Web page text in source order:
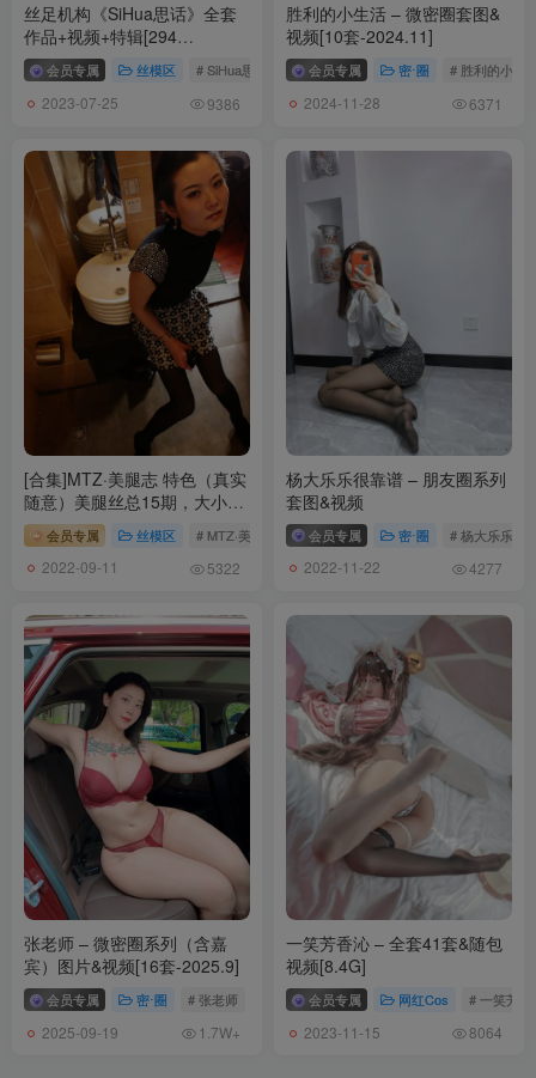
[PDL潘多拉] 2019.02.16 NO.345
[PDL潘多拉] 2019.02.15 NO.344
[PDL潘多拉] 2019.02.11 NO.341
[PDL潘多拉] 2019.02.11 NO.340 赵小米
[PDL潘多拉] 2019.02.08 NO.338 K8傲娇萌萌
[PDL潘多拉] 2019.02.07 NO.337
[PDL潘多拉] 2019.02.05 NO.336
[PDL潘多拉] 2019.02.01 NO.334
[PDL潘多拉] 2019.01.30 NO.333
[PDL潘多拉] 2019.01.30 NO.332 阿朱
[PDL潘多拉] 2019.01.28 NO.331
[PDL潘多拉] 2019.01.27 NO.330
[PDL潘多拉] 2019.01.26 NO.329
[PDL潘多拉] 2019.01.25 NO.328
[PDL潘多拉] 2019.01.24 NO.327
[PDL潘多拉] 2019.01.21 NO.326
[PDL潘多拉] 2019.01.20 NO.325
[PDL潘多拉] 2019.01.18 NO.324
[PDL潘多拉] 2019.01.14 NO.321
[PDL潘多拉] 2019.01.13 NO.320
[PDL潘多拉] 2019.01.13 NO.319
[PDL潘多拉] 2019.01.11 NO.318
[PDL潘多拉] 2019.01.10 NO.317
[PDL潘多拉] 2019.01.09 NO.316
[PDL潘多拉] 2019.01.08 NO.315
轰趴猫/潘多拉2018年合集目录
[PDL潘多拉] 2018.12.30 NO.310
[PDL潘多拉] 2018.12.25 NO.309
[PDL潘多拉] 2018.12.21 NO.307 视频写真
[PDL潘多拉] 2018.12.20 NO.306 视频写真
[PDL潘多拉] 2018.12.19 NO.305
丝足机构《SiHua思话》全套
作品+视频+特辑[294
期-131.3G]
会员专属 丝模区 # SiHua思话
2023-07-25 9386
胜利的小生活 – 微密圈套图&
视频[10套-2024.11]
会员专属 密⋅圈 # 胜利的小生
2024-11-28 6371
[合集]MTZ·美腿志 特色（真实
随意）美腿丝总15期，大小
874M[新收录]
会员专属 丝模区 # MTZ·美腿志 # 美腿志
2022-09-11 5322
杨大乐乐很靠谱 – 朋友圈系列
套图&视频
会员专属 密⋅圈 # 杨大乐乐很
2022-11-22 4277
张老师 – 微密圈系列（含嘉
宾）图片&视频[16套-2025.9]
会员专属 密⋅圈 # 张老师
2025-09-19 1.7W+
一笑芳香沁 – 全套41套&随包
视频[8.4G]
会员专属 网红Cos # 一笑芳香
2023-11-15 8064